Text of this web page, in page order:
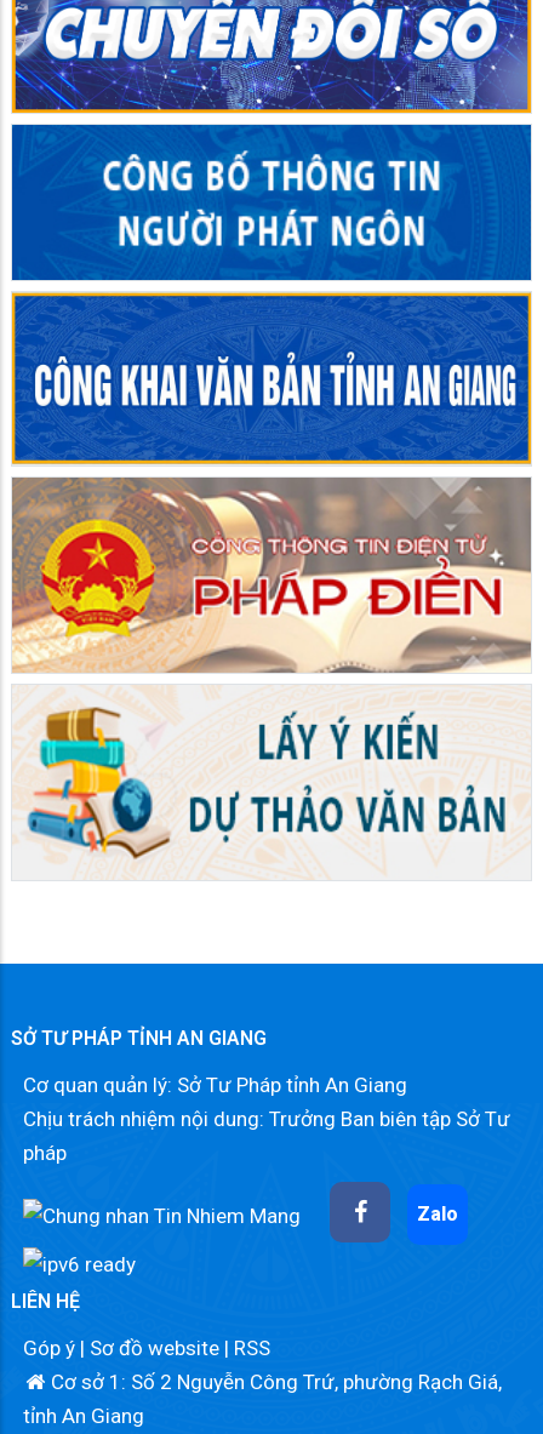
SỞ TƯ PHÁP TỈNH AN GIANG
Cơ quan quản lý: Sở Tư Pháp tỉnh An Giang
Chịu trách nhiệm nội dung: Trưởng Ban biên tập Sở Tư
pháp
Zalo
LIÊN HỆ
Góp ý | Sơ đồ website | RSS
Cơ sở 1: Số 2 Nguyễn Công Trứ, phường Rạch Giá,
tỉnh An Giang